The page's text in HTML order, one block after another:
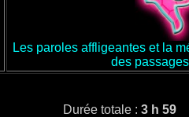
Les paroles affligeantes et la
des
Durée totale : 3 h 59